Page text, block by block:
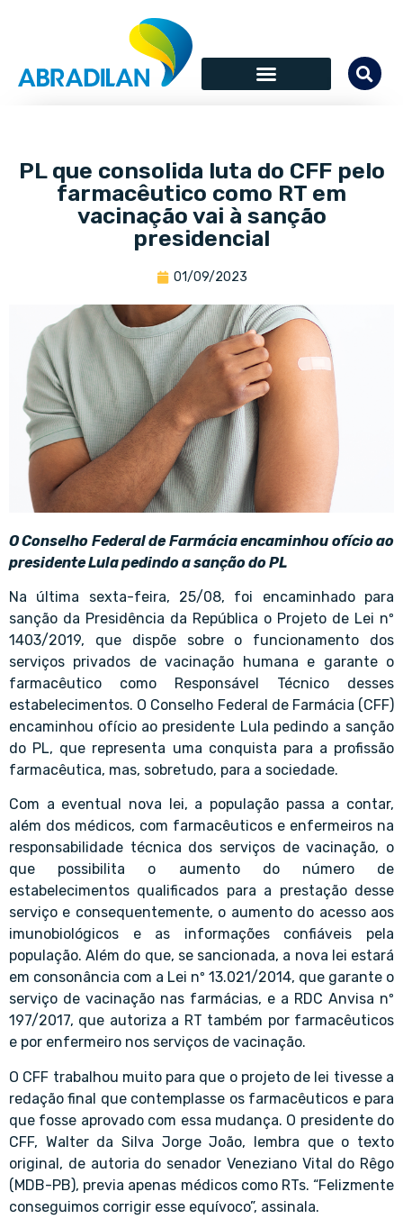
PL que consolida luta do CFF pelo
farmacêutico como RT em
vacinação vai à sanção
presidencial
01/09/2023
O Conselho Federal de Farmácia encaminhou ofício ao
presidente Lula pedindo a sanção do PL
Na última sexta-feira, 25/08, foi encaminhado para
sanção da Presidência da República o Projeto de Lei nº
1403/2019, que dispõe sobre o funcionamento dos
serviços privados de vacinação humana e garante o
farmacêutico como Responsável Técnico desses
estabelecimentos. O Conselho Federal de Farmácia (CFF)
encaminhou ofício ao presidente Lula pedindo a sanção
do PL, que representa uma conquista para a profissão
farmacêutica, mas, sobretudo, para a sociedade.
Com a eventual nova lei, a população passa a contar,
além dos médicos, com farmacêuticos e enfermeiros na
responsabilidade técnica dos serviços de vacinação, o
que possibilita o aumento do número de
estabelecimentos qualificados para a prestação desse
serviço e consequentemente, o aumento do acesso aos
imunobiológicos e as informações confiáveis pela
população. Além do que, se sancionada, a nova lei estará
em consonância com a Lei nº 13.021/2014, que garante o
serviço de vacinação nas farmácias, e a RDC Anvisa nº
197/2017, que autoriza a RT também por farmacêuticos
e por enfermeiro nos serviços de vacinação.
O CFF trabalhou muito para que o projeto de lei tivesse a
redação final que contemplasse os farmacêuticos e para
que fosse aprovado com essa mudança. O presidente do
CFF, Walter da Silva Jorge João, lembra que o texto
original, de autoria do senador Veneziano Vital do Rêgo
(MDB-PB), previa apenas médicos como RTs. “Felizmente
conseguimos corrigir esse equívoco”, assinala.